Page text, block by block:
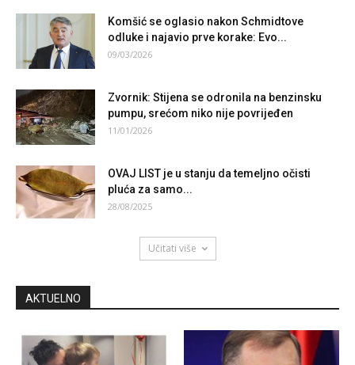
Komšić se oglasio nakon Schmidtove
odluke i najavio prve korake: Evo...
09/03/2026
Zvornik: Stijena se odronila na benzinsku
pumpu, srećom niko nije povrijeđen
11/01/2026
OVAJ LIST je u stanju da temeljno očisti
pluća za samo...
28/08/2025
Učitati više
AKTUELNO